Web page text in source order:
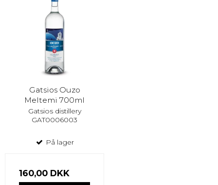
Gatsios Ouzo
Meltemi 700ml
Gatsios distillery
GAT0006003
På lager
160,00 DKK